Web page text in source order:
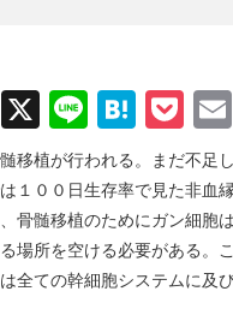
Facebook
X Line
移植が行われる。まだ不足
１００日生存率で見た非血
骨髄移植のためにガン細胞
場所を空ける必要がある。
全ての幹細胞システムに及